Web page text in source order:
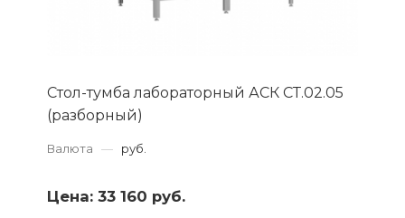
Стол-тумба лабораторный АСК СТ.02.05
(разборный)
Валюта — руб.
Цена: 33 160 руб.